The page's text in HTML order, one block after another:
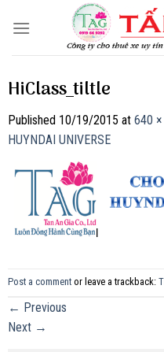
HiClass_tiltle
Published 10/19/2015 at 640
HUYNDAI UNIVERSE
Post a comment or leave a trackback:
← Previous
Next →